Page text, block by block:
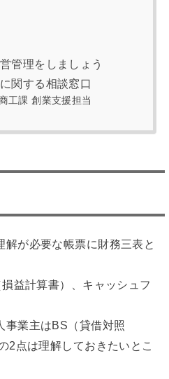
管理をしましょう
関する相談窓口
工課 創業支援担当
解が必要な帳票に財務三表と
益計算書）、キャッシュフ
事業主はBS（貸借対照
2点は理解しておきたいとこ